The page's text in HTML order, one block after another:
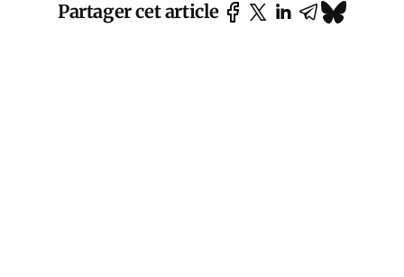
Partager cet article